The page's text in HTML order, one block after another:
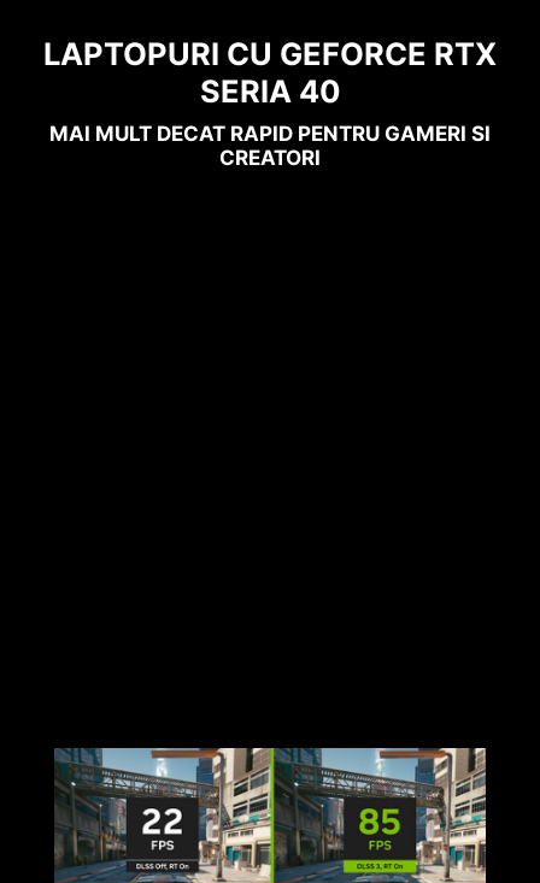
LAPTOPURI CU GEFORCE RTX
SERIA 40
MAI MULT DECAT RAPID PENTRU GAMERI SI
CREATORI